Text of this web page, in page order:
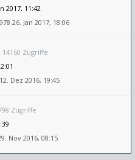
2017, 11:42
26. Jan 2017, 18:06
Zugriffe
12. Dez 2016, 19:45
Zugriffe
Nov 2016, 08:15